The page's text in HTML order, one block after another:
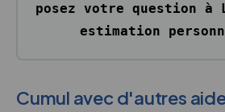
posez votre question à
estimation
Cumul avec d'autres